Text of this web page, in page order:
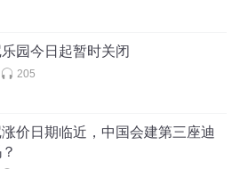
乐园今日起暂时关闭
205
涨价日期临近，中国会建第三座迪